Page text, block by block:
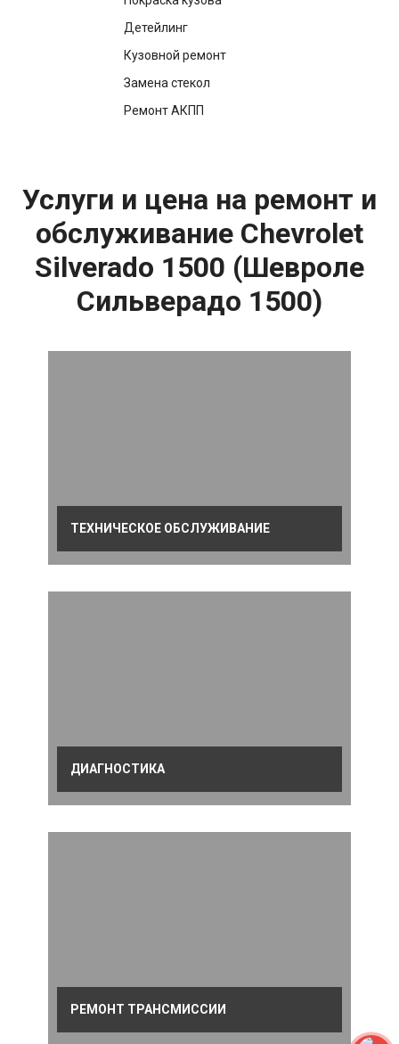
Детейлинг
Кузовной ремонт
Замена стекол
Ремонт АКПП
Услуги и цена на ремонт и
обслуживание Chevrolet
Silverado 1500 (Шевроле
Сильверадо 1500)
ТЕХНИЧЕСКОЕ ОБСЛУЖИВАНИЕ
ДИАГНОСТИКА
РЕМОНТ ТРАНСМИССИИ